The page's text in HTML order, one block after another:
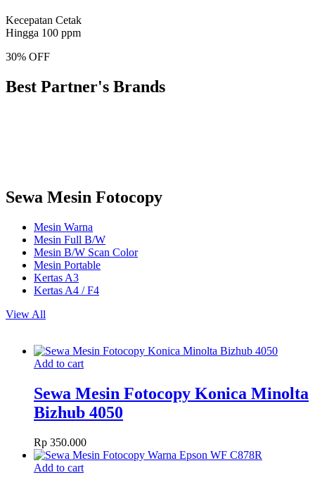
Kecepatan Cetak
Hingga 100 ppm
30% OFF
Best Partner's Brands
Sewa Mesin Fotocopy
Mesin Warna
Mesin Full B/W
Mesin B/W Scan Color
Mesin Portable
Kertas A3
Kertas A4 / F4
View All
Add to cart
Sewa Mesin Fotocopy Konica Minolta
Bizhub 4050
Rp 350.000
Add to cart